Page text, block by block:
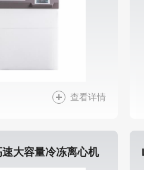
查看详情
大容量冷冻离心机